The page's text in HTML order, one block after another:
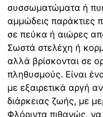
συσσωματώματα ή
αμμώδεις παράκτιες
σε πεύκα ή αιώρες
Σωστά στελέχη ή
αλλά βρίσκονται σε
πληθυσμούς. Είναι
με εξαιρετικά αργή
διάρκειας ζωής, με
Φλόριντα πιθανώς,